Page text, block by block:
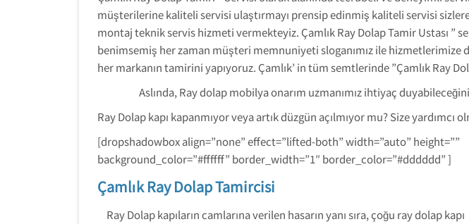
müşterilerine kaliteli servisi ulaştırmayı prensip edinmiş kaliteli servisi
montaj teknik servis hizmeti vermekteyiz. Çamlık Ray Dolap Tamir Ustası ”
benimsemiş her zaman müşteri memnuniyeti sloganımız ile hizmetlerimize
her markanın tamirini yapıyoruz. Çamlık’ in tüm semtlerinde ”Çamlık Ray
Aslında, Ray dolap mobilya onarım uzmanımız ihtiyaç
Ray Dolap kapı kapanmıyor veya artık düzgün açılmıyor mu? Size yardımcı
[dropshadowbox align=”none” effect=”lifted-both” width=”auto” height=””
background_color=”#ffffff” border_width=”1″ border_color=”#dddddd” ]
Çamlık Ray Dolap Tamircisi
Ray Dolap kapıların camlarına verilen hasarın yanı sıra, çoğu ray dolap kapı